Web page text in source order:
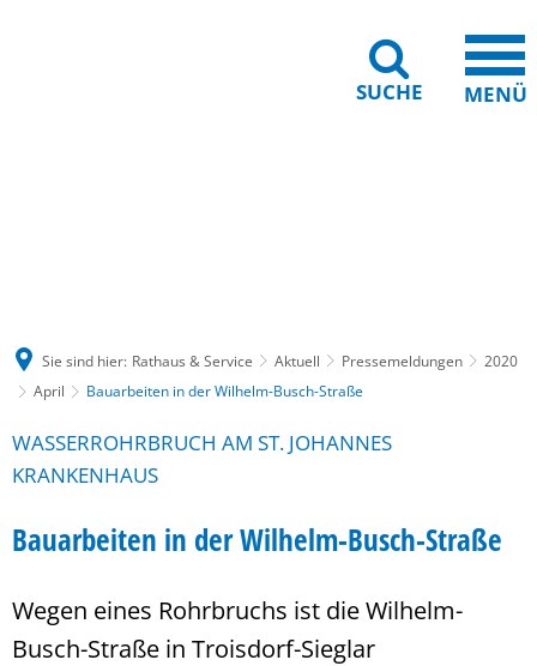
SUCHE MENÜ
Sie sind hier: Rathaus & Service Aktuell Pressemeldungen
2020
April
Bauarbeiten in der Wilhelm-Busch-Straße
WASSERROHRBRUCH AM ST. JOHANNES
KRANKENHAUS
Bauarbeiten in der Wilhelm-Busch-Straße
Wegen eines Rohrbruchs ist die Wilhelm-
Busch-Straße in Troisdorf-Sieglar